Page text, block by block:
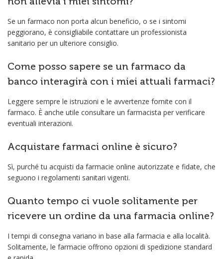
Se un farmaco non porta alcun beneficio, o se i sintomi
peggiorano, è consigliabile contattare un professionista
sanitario per un ulteriore consiglio.
Come posso sapere se un farmaco da
banco interagirà con i miei attuali farmaci?
Leggere sempre le istruzioni e le avvertenze fornite con il
farmaco. È anche utile consultare un farmacista per verificare
eventuali interazioni.
Acquistare farmaci online è sicuro?
Sì, purché tu acquisti da farmacie online autorizzate e fidate, che
seguono i regolamenti sanitari vigenti.
Quanto tempo ci vuole solitamente per
ricevere un ordine da una farmacia online?
I tempi di consegna variano in base alla farmacia e alla località.
Solitamente, le farmacie offrono opzioni di spedizione standard